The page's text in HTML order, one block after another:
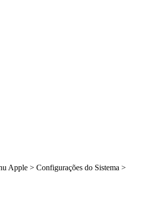
Apple > Configurações do Sistema >